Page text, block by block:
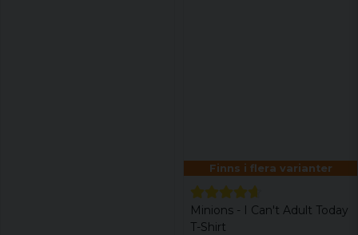
Finns i flera varianter
Minions - I Can't Adult Today
T-Shirt